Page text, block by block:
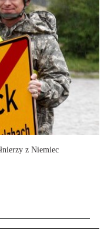
z Niemiec